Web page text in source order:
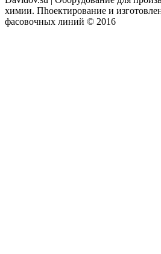
химии. Пhоектирование и
фасовочных линий © 2016